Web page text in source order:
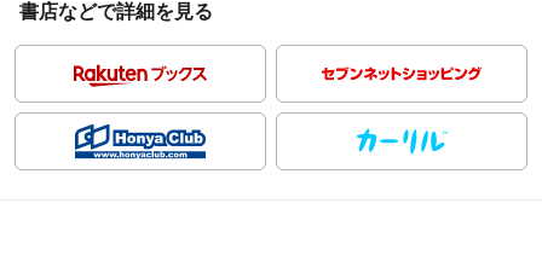
書店などで詳細を見る